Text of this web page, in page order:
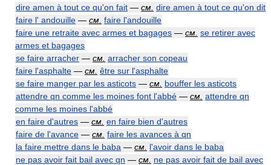
dire amen à tout ce qu'on fait — см. dire amen à tout ce qu'on dit
faire l' andouille — см. faire l'andouille
faire une retraite avec armes et bagages — см. se retirer avec
armes et bagages
se faire arracher — см. arracher son copeau
faire l'asphalte — см. être sur l'asphalte
se faire manger par les asticots — см. bouffer les asticots
attendre qn comme les moines font l'abbé — см. attendre qn
comme les moines l'abbé
en faire d'autres — см. en faire bien d'autres
faire de l'avance — см. faire les avances à qn
la faire mettre dans le baba — см. l'avoir dans le baba
ne pas avoir fait bail avec qn — см. ne pas avoir fait de bail avec